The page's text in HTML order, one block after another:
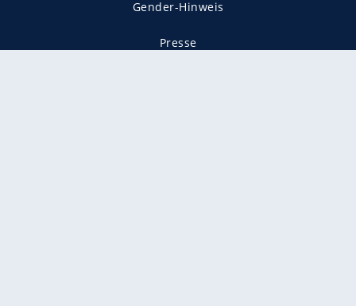
Gender-Hinweis
Presse